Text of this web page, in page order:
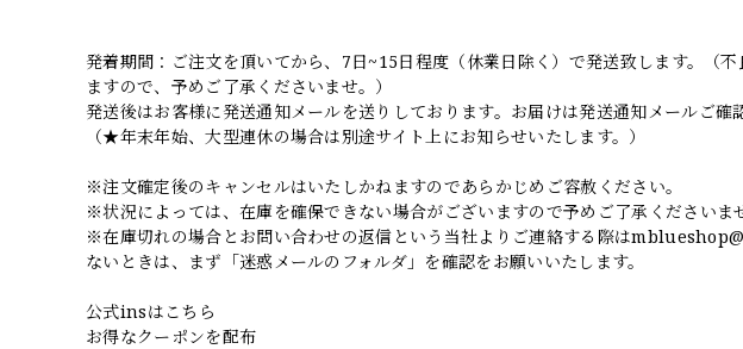
発着期間：ご注文を頂いてから、7日~15日程度（休業日除く）で発送致します。（
ますので、予めご了承くださいませ。）
発送後はお客様に発送通知メールを送りしております。お届けは発送通知メールご確
（★年末年始、大型連休の場合は別途サイト上にお知らせいたします。）
※注文確定後のキャンセルはいたしかねますのであらかじめご容赦ください。
※状況によっては、在庫を確保できない場合がございますので予めご了承くださいま
※在庫切れの場合とお問い合わせの返信という当社よりご連絡する際は
ないときは、まず「迷惑メールのフォルダ」を確認をお願いいたします。
公式insはこちら
お得なクーポンを配布